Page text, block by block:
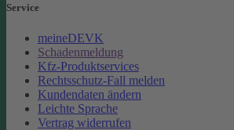
Service
meineDEVK
Schadenmeldung
Kfz-Produktservices
Rechtsschutz-Fall melden
Kundendaten ändern
Leichte Sprache
Vertrag widerrufen